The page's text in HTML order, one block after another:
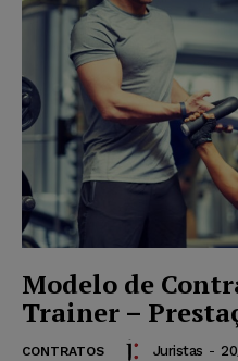
Modelo de
Trainer –
CONTRATOS Juristas -